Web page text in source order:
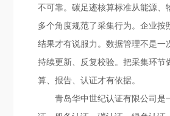
不可靠。碳足迹核算标准从能源、
多个角度规范了采集行为。企业按
结果才有说服力。数据管理不是一
持续更新、反复校验。把采集环节
算、报告、认证才有依据。
青岛华中世纪认证有限公司是